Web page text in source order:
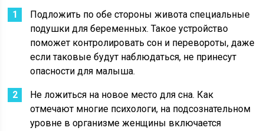
Подложить по обе стороны живота специальные
подушки для беременных. Такое устройство
поможет контролировать сон и перевороты, даже
если таковые будут наблюдаться, не принесут
опасности для малыша.
Не ложиться на новое место для сна. Как
отмечают многие психологи, на подсознательном
уровне в организме женщины включается